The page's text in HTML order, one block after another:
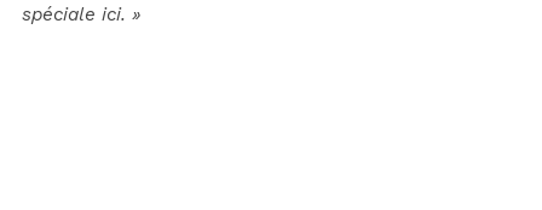
spéciale ici. »